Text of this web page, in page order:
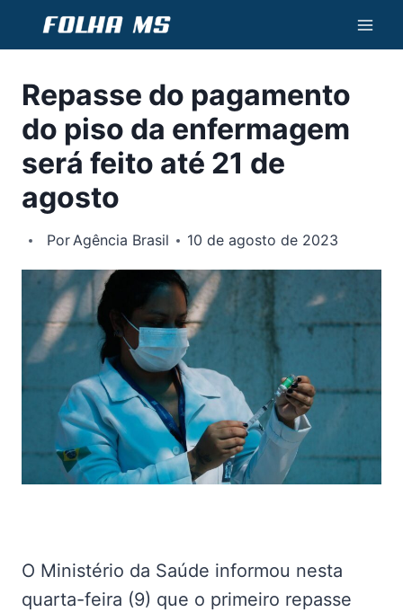
Conteúdo
Repasse do pagamento
do piso da enfermagem
será feito até 21 de
agosto
PorAgência Brasil 10 de agosto de 2023
O Ministério da Saúde informou nesta
quarta-feira (9) que o primeiro repasse